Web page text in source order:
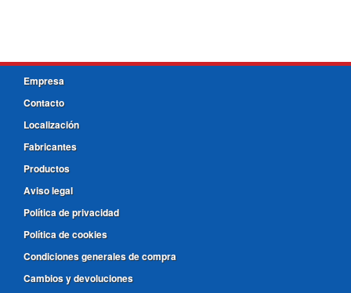
Empresa
Contacto
Localización
Fabricantes
Productos
Aviso legal
Política de privacidad
Política de cookies
Condiciones generales de compra
Cambios y devoluciones